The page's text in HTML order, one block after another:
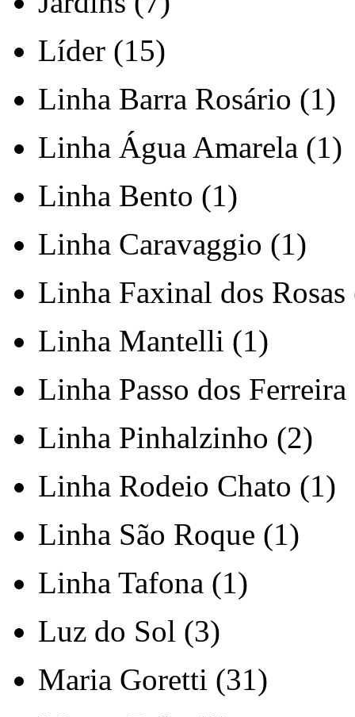
Líder (15)
Linha Barra Rosário (1)
Linha Água Amarela (1)
Linha Bento (1)
Linha Caravaggio (1)
Linha Faxinal dos Rosas
Linha Mantelli (1)
Linha Passo dos
Linha Pinhalzinho (2)
Linha Rodeio Chato (1)
Linha São Roque (1)
Linha Tafona (1)
Luz do Sol (3)
Maria Goretti (31)